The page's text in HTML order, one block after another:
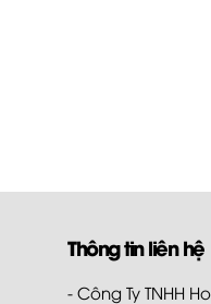
Thông tin liên hệ
- Công Ty TNHH